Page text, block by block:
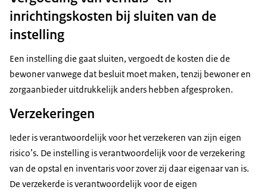
inrichtingskosten bij sluiten van de
instelling
Een instelling die gaat sluiten, vergoedt de kosten die de
bewoner vanwege dat besluit moet maken, tenzij bewoner en
zorgaanbieder uitdrukkelijk anders hebben afgesproken.
Verzekeringen
Ieder is verantwoordelijk voor het verzekeren van zijn eigen
risico’s. De instelling is verantwoordelijk voor de verzekering
van de opstal en inventaris voor zover zij daar eigenaar van is.
De verzekerde is verantwoordelijk voor de eigen